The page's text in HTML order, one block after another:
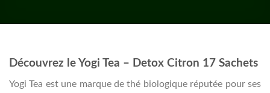
Découvrez le Yogi Tea – Detox Citron 17 Sachets
Yogi Tea est une marque de thé biologique réputée pour ses